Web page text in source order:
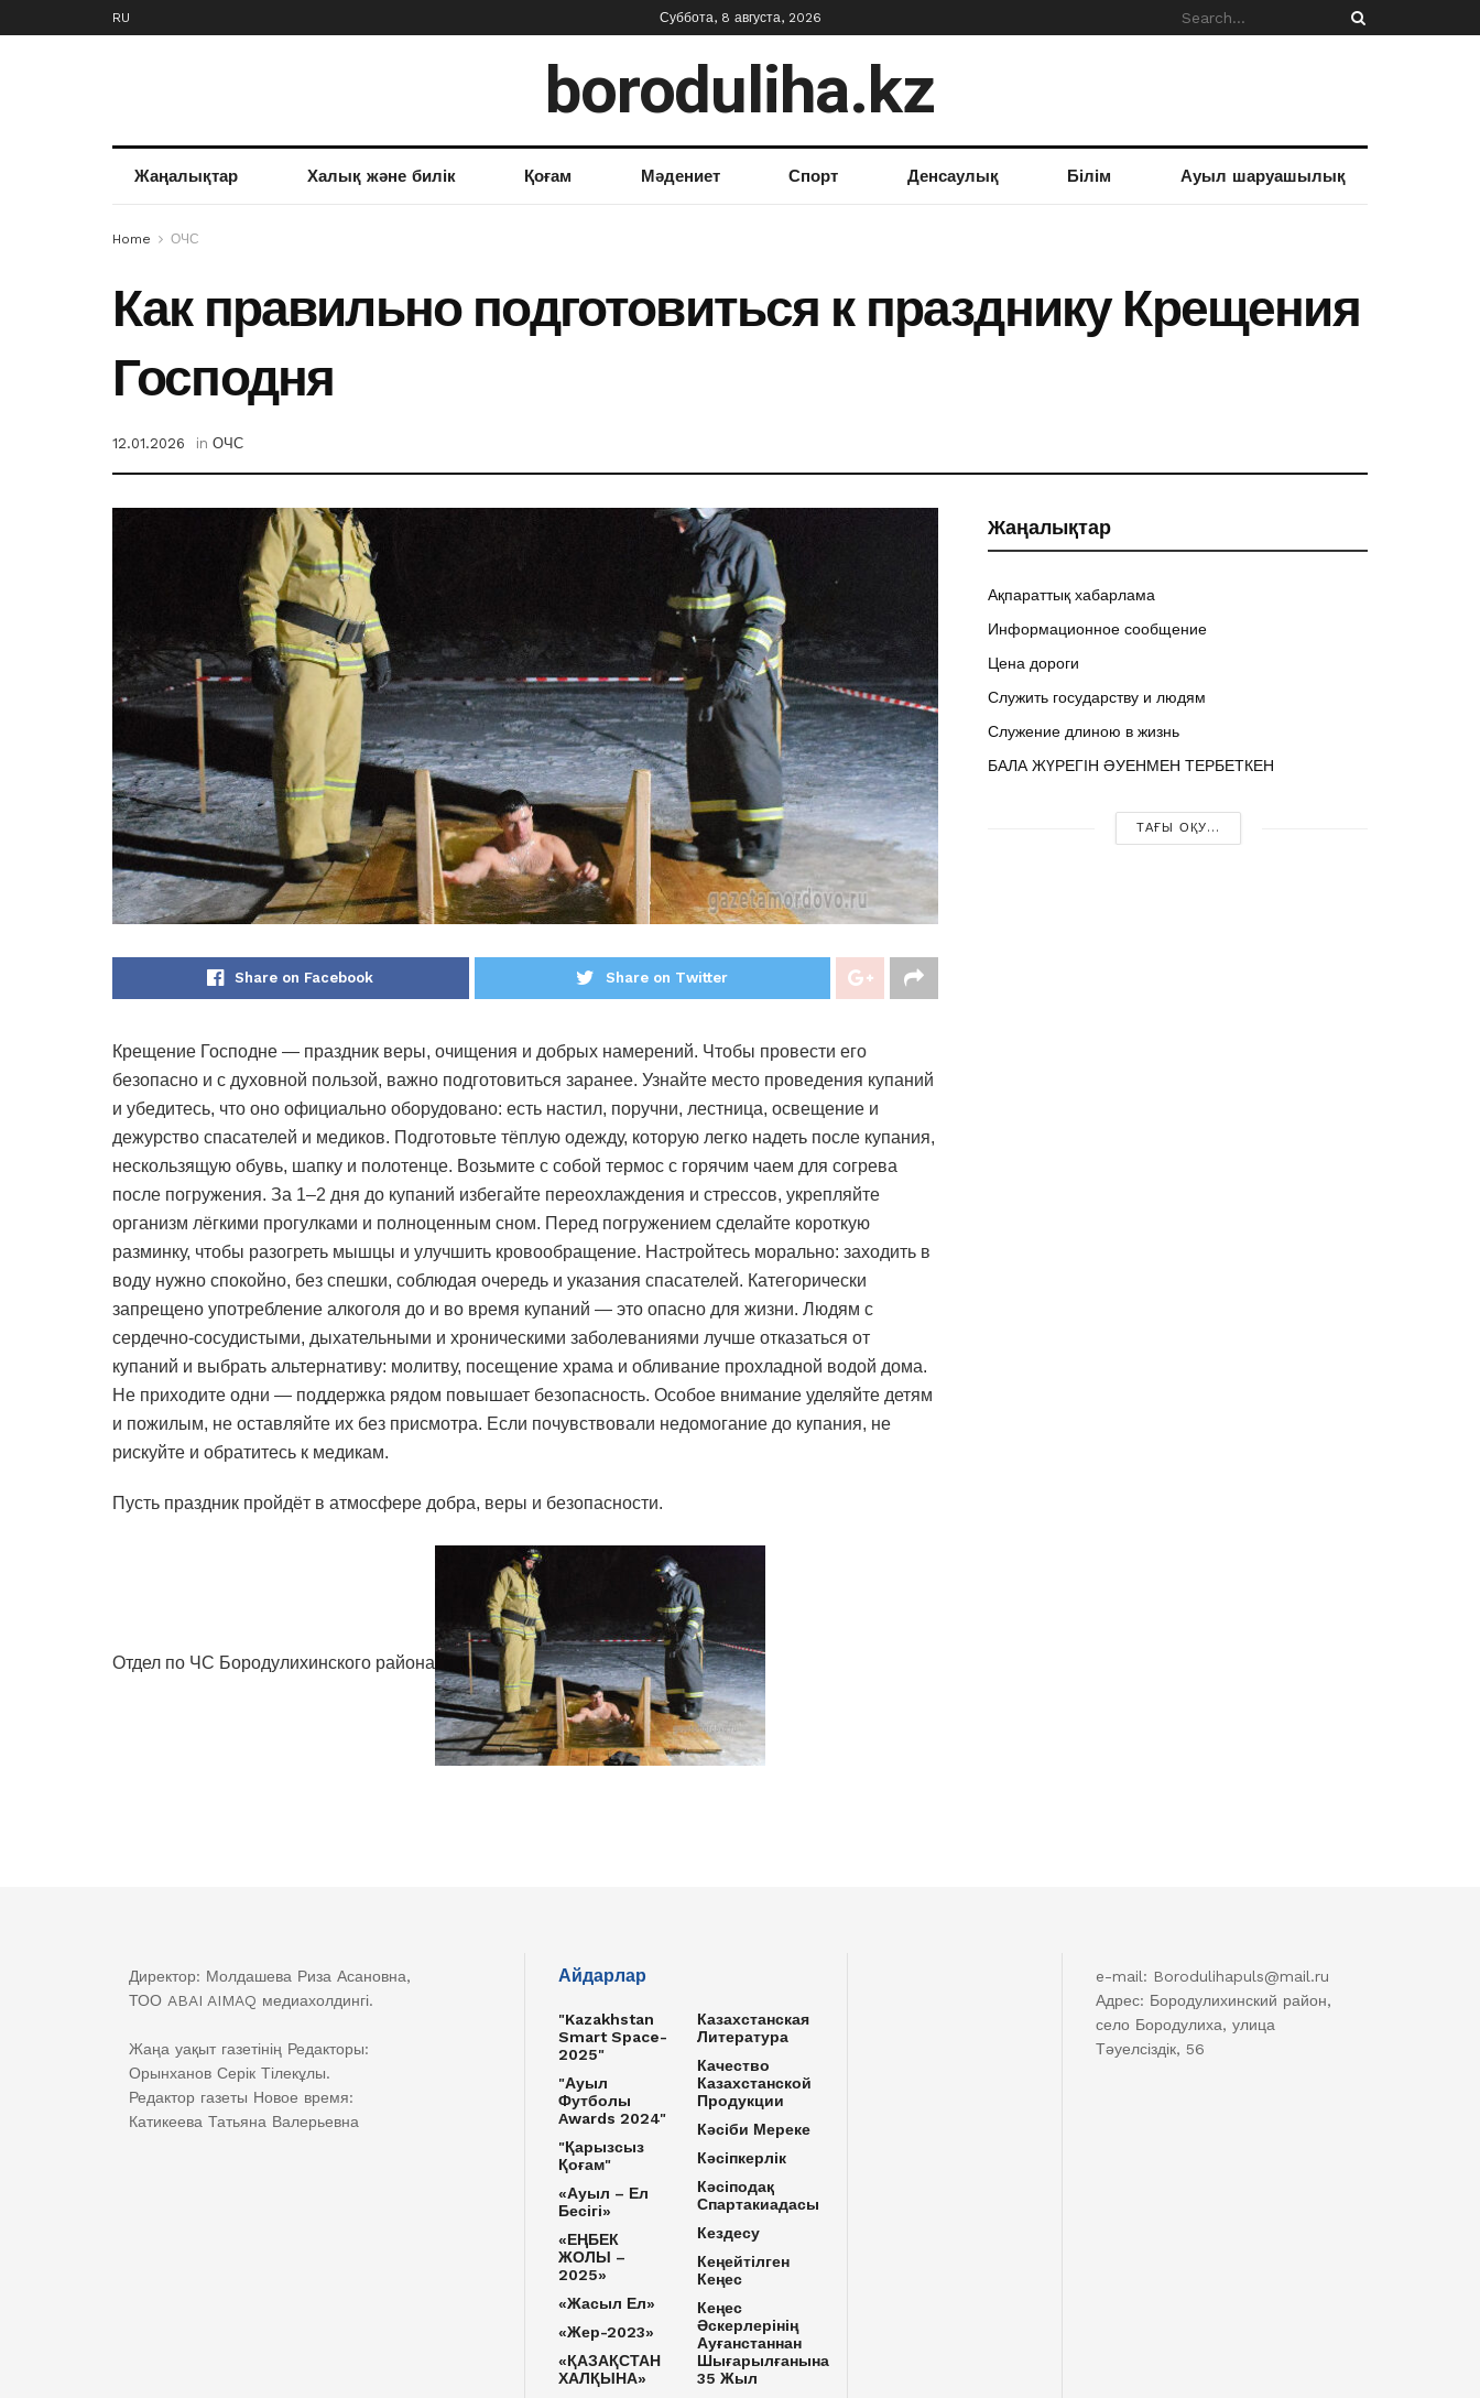
RU Суббота, 8 августа, 2026
boroduliha.kz
Жаңалықтар Халық және билік Қоғам Мәдениет Спорт Денсаулық Білім Ауыл шаруашылық
Home ОЧС
Как правильно подготовиться к празднику Крещения
Господня
12.01.2026 in ОЧС
Share on Facebook Share on Twitter
Крещение Господне — праздник веры, очищения и добрых намерений. Чтобы провести его
безопасно и с духовной пользой, важно подготовиться заранее. Узнайте место проведения купаний
и убедитесь, что оно официально оборудовано: есть настил, поручни, лестница, освещение и
дежурство спасателей и медиков. Подготовьте тёплую одежду, которую легко надеть после купания,
нескользящую обувь, шапку и полотенце. Возьмите с собой термос с горячим чаем для согрева
после погружения. За 1–2 дня до купаний избегайте переохлаждения и стрессов, укрепляйте
организм лёгкими прогулками и полноценным сном. Перед погружением сделайте короткую
разминку, чтобы разогреть мышцы и улучшить кровообращение. Настройтесь морально: заходить в
воду нужно спокойно, без спешки, соблюдая очередь и указания спасателей. Категорически
запрещено употребление алкоголя до и во время купаний — это опасно для жизни. Людям с
сердечно-сосудистыми, дыхательными и хроническими заболеваниями лучше отказаться от
купаний и выбрать альтернативу: молитву, посещение храма и обливание прохладной водой дома.
Не приходите одни — поддержка рядом повышает безопасность. Особое внимание уделяйте детям
и пожилым, не оставляйте их без присмотра. Если почувствовали недомогание до купания, не
рискуйте и обратитесь к медикам.
Пусть праздник пройдёт в атмосфере добра, веры и безопасности.
Отдел по ЧС Бородулихинского района
Жаңалықтар
Ақпараттық хабарлама
Информационное сообщение
Цена дороги
Служить государству и людям
Служение длиною в жизнь
БАЛА ЖҮРЕГІН ӘУЕНМЕН ТЕРБЕТКЕН
ТАҒЫ ОҚУ...
Директор: Молдашева Риза Асановна,
ТОО ABAI AIMAQ медиахолдингі.
Жаңа уақыт газетінің Редакторы:
Орынханов Серік Тілекұлы.
Редактор газеты Новое время:
Катикеева Татьяна Валерьевна
Айдарлар
"Kazakhstan
Smart Space-
2025"
"Ауыл
Футболы
Awards 2024"
"Қарызсыз
Қоғам"
«Ауыл – Ел
Бесігі»
«ЕҢБЕК
ЖОЛЫ –
2025»
«Жасыл Ел»
«Жер-2023»
«ҚАЗАҚСТАН
ХАЛҚЫНА»
Казахстанская
Литература
Качество
Казахстанской
Продукции
Кәсіби Мереке
Кәсіпкерлік
Кәсіподақ
Спартакиадасы
Кездесу
Кеңейтілген
Кеңес
Кеңес
Әскерлерінің
Ауғанстаннан
Шығарылғанына
35 Жыл
e-mail: Borodulihapuls@mail.ru
Адрес: Бородулихинский район,
село Бородулиха, улица
Тәуелсіздік, 56